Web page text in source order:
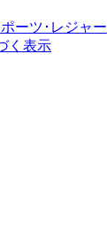
ーツ･レジャー
く表示